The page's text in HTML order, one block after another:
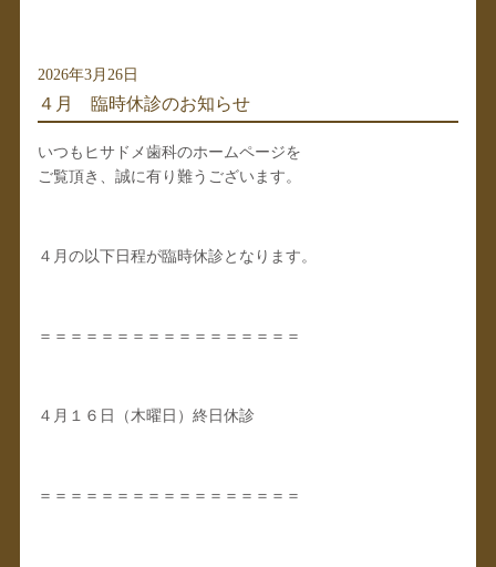
2026年3月26日
４月 臨時休診のお知らせ
いつもヒサドメ歯科のホームページを
ご覧頂き、誠に有り難うございます。
４月の以下日程が臨時休診となります。
＝＝＝＝＝＝＝＝＝＝＝＝＝＝＝＝＝
４月１６日（木曜日）終日休診
＝＝＝＝＝＝＝＝＝＝＝＝＝＝＝＝＝